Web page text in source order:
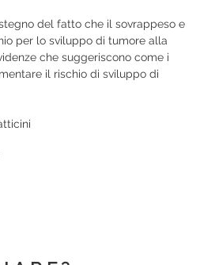
del fatto che il sovrappeso e
per lo sviluppo di tumore alla
che suggeriscono come i
il rischio di sviluppo di